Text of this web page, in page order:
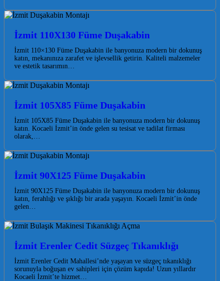
İzmit 110X130 Füme Duşakabin
İzmit 110×130 Füme Duşakabin ile banyonuza modern bir dokunuş
katın, mekanınıza zarafet ve işlevsellik getirin. Kaliteli malzemeler
ve estetik tasarımın…
İzmit 105X85 Füme Duşakabin
İzmit 105X85 Füme Duşakabin ile banyonuza modern bir dokunuş
katın. Kocaeli İzmit’in önde gelen su tesisat ve tadilat firması
olarak,…
İzmit 90X125 Füme Duşakabin
İzmit 90X125 Füme Duşakabin ile banyonuza modern bir dokunuş
katın, ferahlığı ve şıklığı bir arada yaşayın. Kocaeli İzmit’in önde
gelen…
İzmit Erenler Cedit Süzgeç Tıkanıklığı
İzmit Erenler Cedit Mahallesi’nde yaşayan ve süzgeç tıkanıklığı
sorunuyla boğuşan ev sahipleri için çözüm kapıda! Uzun yıllardır
Kocaeli İzmit’te hizmet…